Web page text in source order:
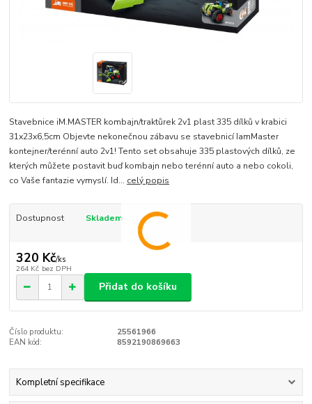
Stavebnice iM.MASTER kombajn/traktůrek 2v1 plast 335 dílků v krabici
31x23x6,5cm Objevte nekonečnou zábavu se stavebnicí IamMaster
kontejner/terénní auto 2v1! Tento set obsahuje 335 plastových dílků, ze
kterých můžete postavit buď kombajn nebo terénní auto a nebo cokoli,
co Vaše fantazie vymyslí. Id... celý popis
Dostupnost Skladem
320 Kč/ks
264 Kč bez DPH
Přidat do košíku
Číslo produktu:
25561966
EAN kód:
8592190869663
Kompletní specifikace